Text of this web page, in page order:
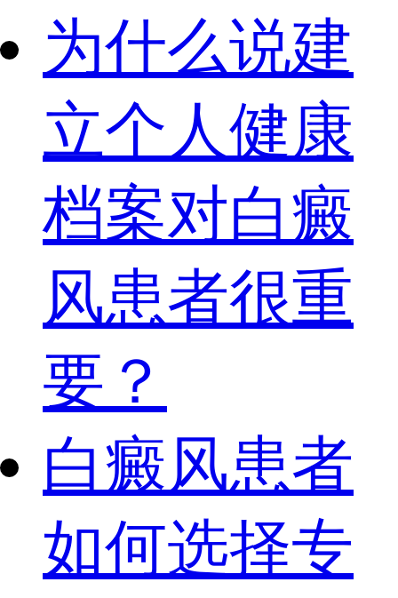
为什么说建
立个人健康
档案对白癜
风患者很重
要？
白癜风患者
如何选择专